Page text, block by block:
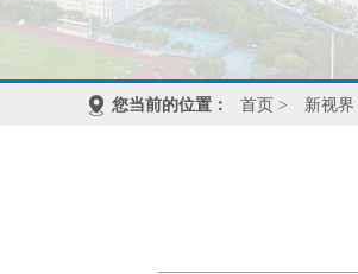
您当前的位置： 首页 > 新视界